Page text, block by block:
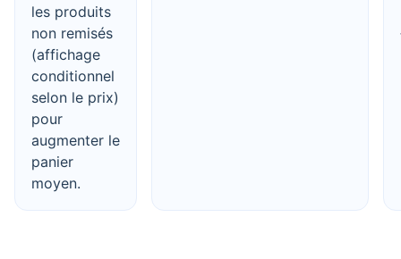
les produits
non remisés
(affichage
conditionnel
selon le prix)
pour
augmenter le
panier
moyen.